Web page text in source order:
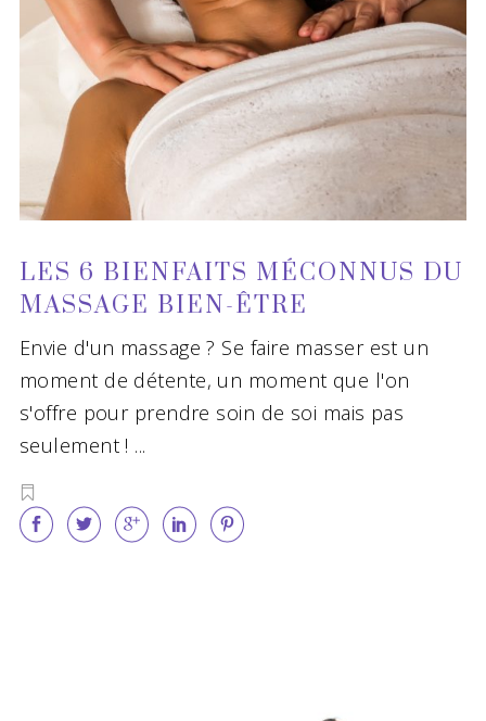
LES 6 BIENFAITS MÉCONNUS DU
MASSAGE BIEN-ÊTRE
Envie d'un massage ? Se faire masser est un
moment de détente, un moment que l'on
s'offre pour prendre soin de soi mais pas
seulement !